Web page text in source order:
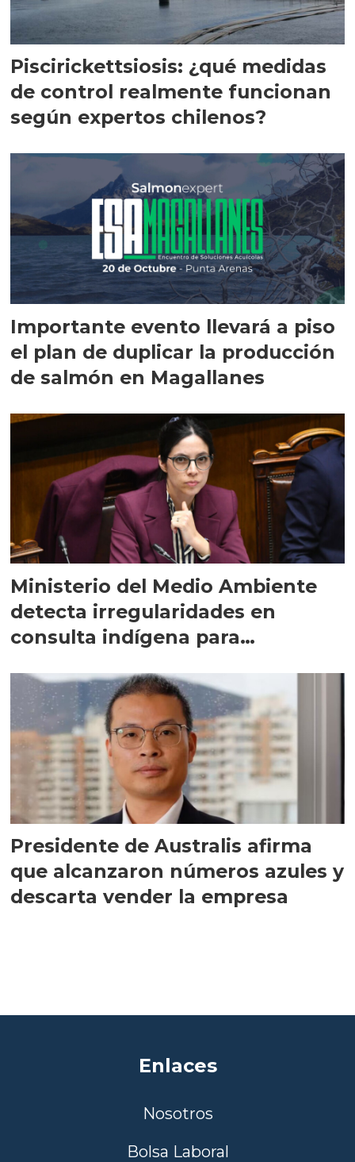
Piscirickettsiosis: ¿qué medidas
de control realmente funcionan
según expertos chilenos?
Importante evento llevará a piso
el plan de duplicar la producción
de salmón en Magallanes
Ministerio del Medio Ambiente
detecta irregularidades en
consulta indígena para
Presidente de Australis afirma
que alcanzaron números azules y
descarta vender la empresa
Enlaces
Nosotros
Bolsa Laboral